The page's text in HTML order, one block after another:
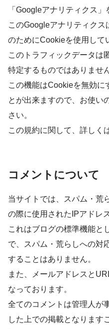
「Googleアナリティクス」
このGoogleアナリティク
のためにCookieを使用して
このトラフィックデータは
特定するものではありません
この機能はCookieを無効に
とが出来ますので、お使い
さい。
この規約に関して、詳しく
コメントについて
当サイトでは、スパム・荒
の際に使用されたIPアドレ
これはブログの標準機能と
で、スパム・荒らしへの対
することはありません。
また、メールアドレスと
なっております。
全てのコメントは管理人が
した上での掲載となります